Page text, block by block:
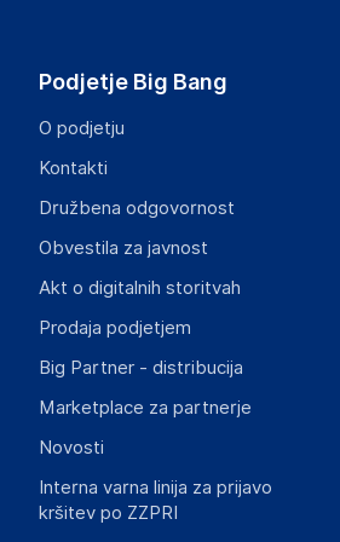
https://www.vidaxl.nl/
Gospodarski subjekt s sedežem
Mary Kingsleystraat 1, 5928 SK
The Netherlands
Slike o varnosti izdelka
Slike o varnosti izdelka
Podjetje Big Bang
O podjetju
Kontakti
Družbena odgovornost
Obvestila za javnost
Akt o digitalnih storitvah
Prodaja podjetjem
Big Partner - distribucija
Marketplace za partnerje
Novosti
Interna varna linija za prijavo
kršitev po ZZPRI